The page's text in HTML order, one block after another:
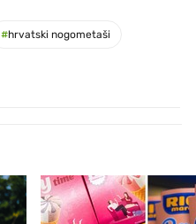
#hrvatski nogometaši